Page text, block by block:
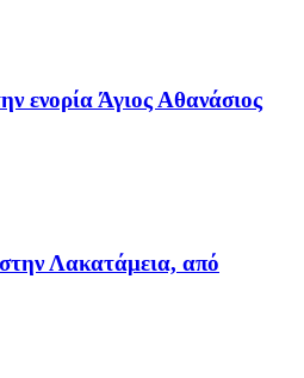
ενορία Άγιος Αθανάσιος
Λακατάμεια, από